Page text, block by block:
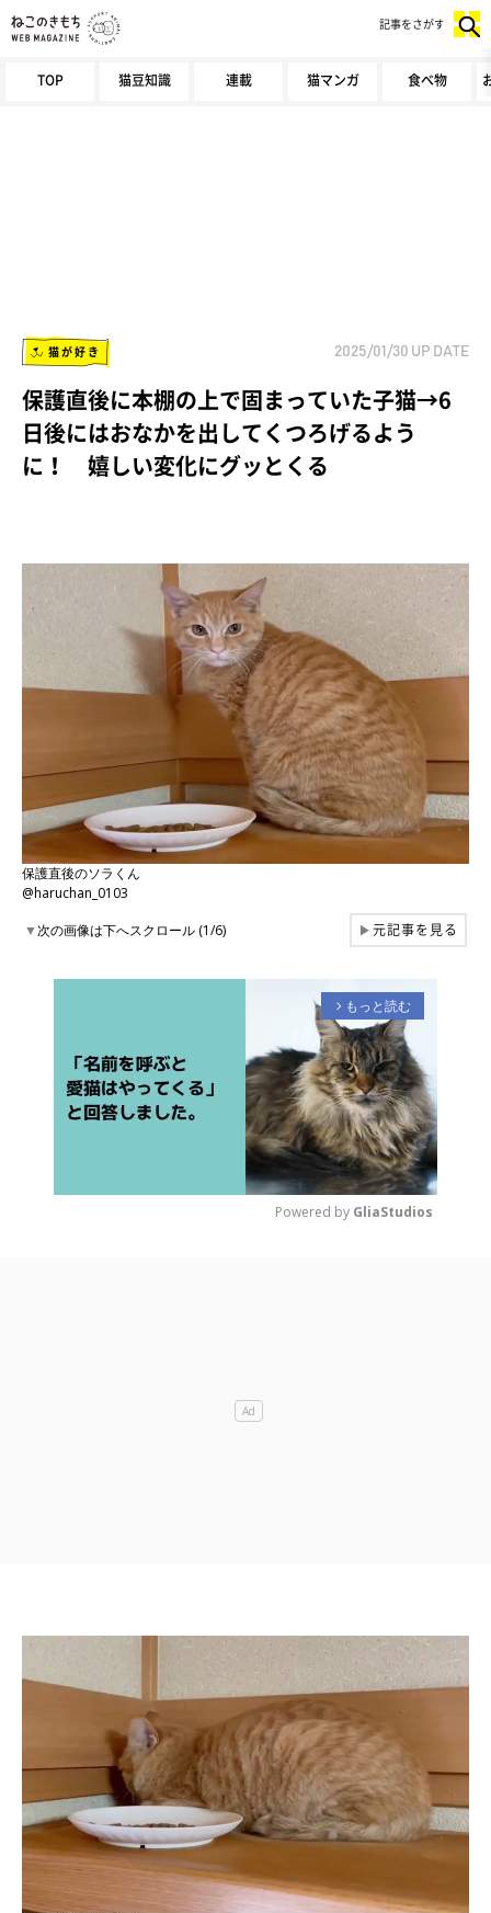
TOP 猫豆知識 連載 猫マンガ 食べ物
記事をさがす
猫が好き 2025/01/30 UP DATE
保護直後に本棚の上で固まっていた子猫→6
日後にはおなかを出してくつろげるよう
に！ 嬉しい変化にグッとくる
保護直後のソラくん
@haruchan_0103
▼次の画像は下へスクロール (1/6) ▶元記事を見る
arrow_forward_ios もっと読む
Powered by GliaStudios